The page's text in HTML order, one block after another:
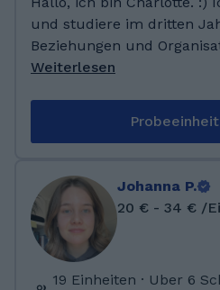
und studiere im dritten
Beziehungen und
in den Niederlanden. Ich
freuen dich/ihr Kind beim
unterstützen!
Weiterlesen
Johanna P.
20 € - 34 € /
19 Einheiten · Uber 6